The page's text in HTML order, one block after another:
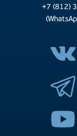
+7 (812)